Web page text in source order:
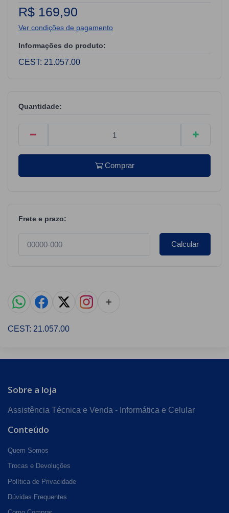
R$ 169,90
Ver condições de pagamento
Informações do produto:
CEST: 21.057.00
Quantidade:
Comprar
Frete e prazo:
Calcular
+
CEST: 21.057.00
Sobre a loja
Assistência Técnica e Venda - Informática e Celular
Conteúdo
Quem Somos
Trocas e Devoluções
Política de Privacidade
Dúvidas Frequentes